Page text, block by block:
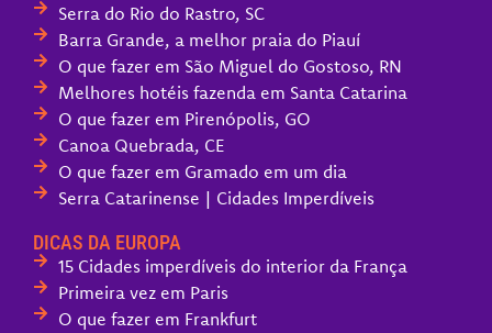
Serra do Rio do Rastro, SC
Barra Grande, a melhor praia do Piauí
O que fazer em São Miguel do Gostoso, RN
Melhores hotéis fazenda em Santa Catarina
O que fazer em Pirenópolis, GO
Canoa Quebrada, CE
O que fazer em Gramado em um dia
Serra Catarinense | Cidades Imperdíveis
DICAS DA EUROPA
15 Cidades imperdíveis do interior da França
Primeira vez em Paris
O que fazer em Frankfurt